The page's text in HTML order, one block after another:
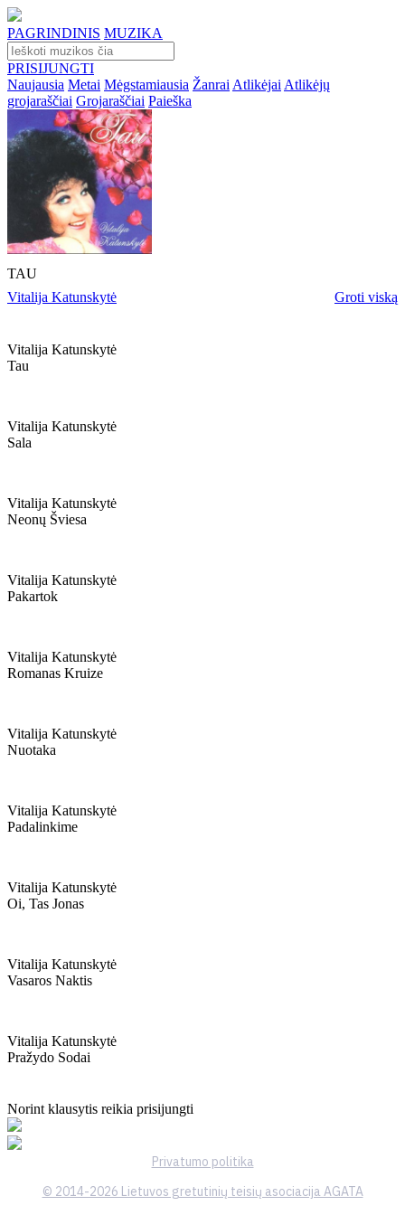
PAGRINDINIS MUZIKA
PRISIJUNGTI
Naujausia Metai Mėgstamiausia Žanrai Atlikėjai Atlikėjų
grojaraščiai Grojaraščiai Paieška
TAU
Vitalija Katunskytė
Groti viską
Vitalija Katunskytė
Tau
Vitalija Katunskytė
Sala
Vitalija Katunskytė
Neonų Šviesa
Vitalija Katunskytė
Pakartok
Vitalija Katunskytė
Romanas Kruize
Vitalija Katunskytė
Nuotaka
Vitalija Katunskytė
Padalinkime
Vitalija Katunskytė
Oi, Tas Jonas
Vitalija Katunskytė
Vasaros Naktis
Vitalija Katunskytė
Pražydo Sodai
Norint klausytis reikia prisijungti
Privatumo politika
© 2014-2026 Lietuvos gretutinių teisių asociacija AGATA